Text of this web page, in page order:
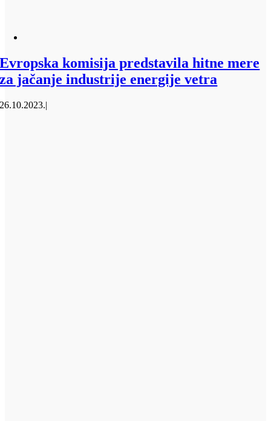
Evropska komisija predstavila hitne mere
za jačanje industrije energije vetra
26.10.2023.|